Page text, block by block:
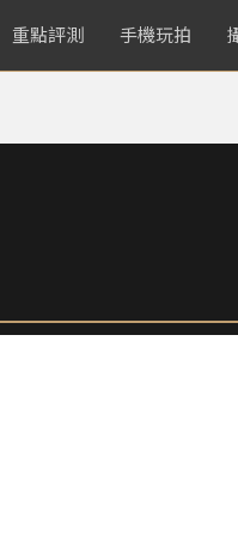
重點評測 手機玩拍